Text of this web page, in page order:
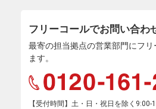
フリーコールでお問い合わ
最寄の担当拠点の営業部門にフ
ます。
【受付時間】土・日・祝日を除く